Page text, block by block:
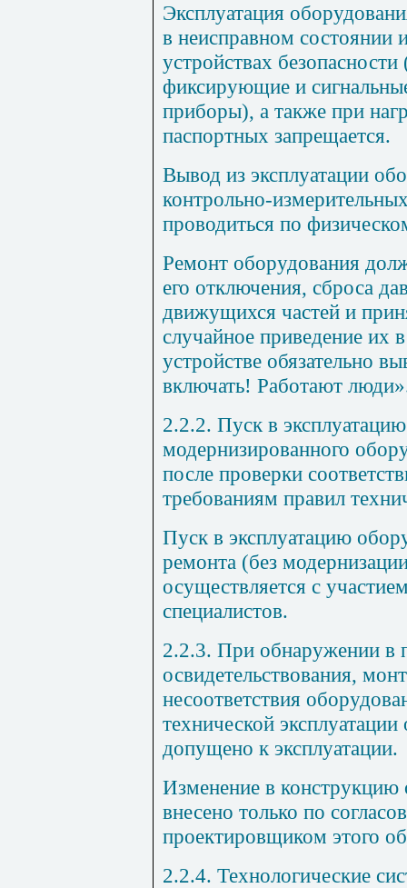
Эксплуатация
в неисправном состоянии
устройствах
фиксирующие и
приборы), а также при
паспортных запрещается.
Вывод из эксплуатации
контрольно-
проводиться по
Ремонт оборудования
его отключения, сброса
движущихся частей и
случайное приведение их
устройстве обязательно
включать! Работают
2.2.2. Пуск в
модернизированного
после проверки
требованиям правил
Пуск в эксплуатацию
ремонта (без
осуществляется с
специалистов.
2.2.3. При обнаружении в
освидетельствования,
несоответствия
технической
допущено к эксплуатации.
Изменение в
внесено только по
проектировщиком этого
2.2.4. Технологические